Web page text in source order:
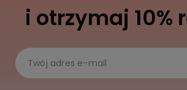
i otrzymaj 10%
Twój adres e-mail